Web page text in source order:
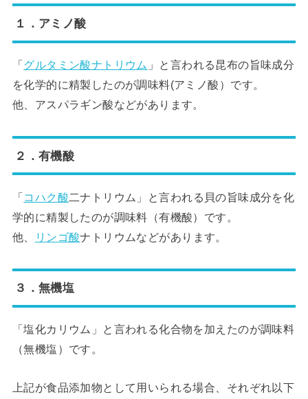
１．アミノ酸
「グルタミン酸ナトリウム 」と言われる昆布の旨味成分
を化学的に精製したのが調味料(アミノ酸）です。
他、アスパラギン酸などがあります。
２．有機酸
「コハク酸二ナトリウム」と言われる貝の旨味成分を化
学的に精製したのが調味料（有機酸）です。
他、
リンゴ酸ナトリウムなどがあります。
３．無機塩
「塩化カリウム」と言われる化合物を加えたのが調味料
（無機塩）です。
上記が食品添加物として用いられる場合、それぞれ以下